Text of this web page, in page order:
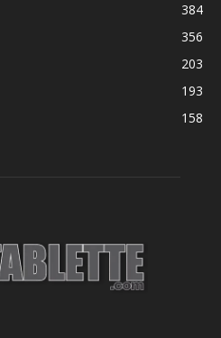
384
356
203
193
158